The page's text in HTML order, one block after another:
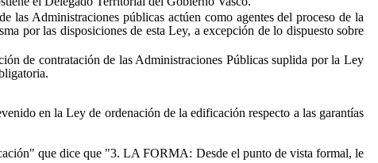
las Administraciones públicas actúen como agentes del proceso de la
por las disposiciones de esta Ley, a excepción de lo dispuesto sobre
de contratación de las Administraciones Públicas suplida por la Ley
en la Ley de ordenación de la edificación respecto a las garantías
que dice que "3. LA FORMA: Desde el punto de vista formal, le